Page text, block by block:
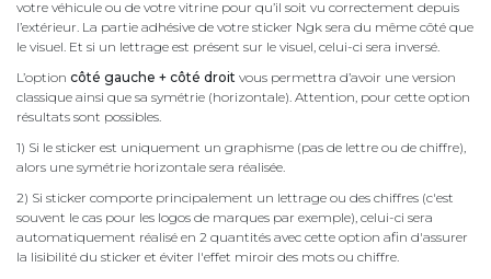
votre véhicule ou de votre vitrine pour qu’il soit vu correctement depuis
l’extérieur. La partie adhésive de votre sticker Ngk sera du même côté que
le visuel. Et si un lettrage est présent sur le visuel, celui-ci sera inversé.
L’option côté gauche + côté droit vous permettra d’avoir une version
classique ainsi que sa symétrie (horizontale). Attention, pour cette option
résultats sont possibles.
1) Si le sticker est uniquement un graphisme (pas de lettre ou de chiffre),
alors une symétrie horizontale sera réalisée.
2) Si sticker comporte principalement un lettrage ou des chiffres (c'est
souvent le cas pour les logos de marques par exemple), celui-ci sera
automatiquement réalisé en 2 quantités avec cette option afin d'assurer
la lisibilité du sticker et éviter l'effet miroir des mots ou chiffre.